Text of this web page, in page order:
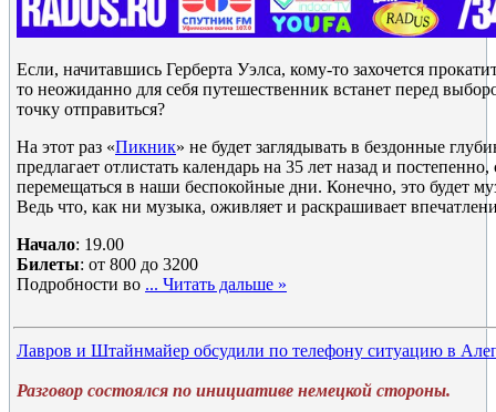
Если, начитавшись Герберта Уэлса, кому-то захочется
то неожиданно для себя путешественник встанет перед
точку отправиться?
На этот раз «Пикник» не будет заглядывать в бездонные
предлагает отлистать календарь на 35 лет назад и
перемещаться в наши беспокойные дни. Конечно, это будет
Ведь что, как ни музыка, оживляет и раскрашивает
Начало: 19.00
Билеты: от 800 до 3200
Подробности во ... Читать дальше »
Лавров и Штайнмайер обсудили по телефону ситуацию в
Разговор состоялся по инициативе немецкой стороны.